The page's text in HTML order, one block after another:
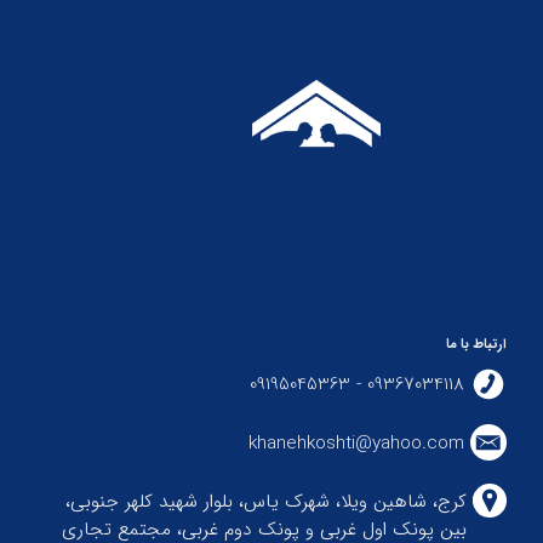
ارتباط با ما
09367034118 - 09195045363
khanehkoshti@yahoo.com
کرج، شاهین ویلا، شهرک یاس، بلوار شهید کلهر جنوبی،
بین پونک اول غربی و پونک دوم غربی، مجتمع تجاری